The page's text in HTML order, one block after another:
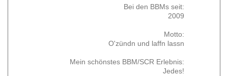
Bei den BBMs seit:
2009
Motto:
O'zündn und laffn lassn
Mein schönstes BBM/SCR Erlebnis:
Jedes!